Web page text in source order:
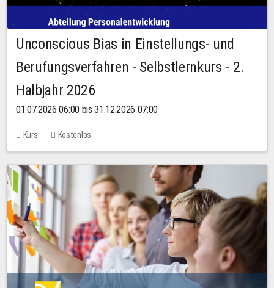
Unconscious Bias in Einstellungs- und
Berufungsverfahren - Selbstlernkurs - 2.
Halbjahr 2026
01.07.2026 06:00 bis 31.12.2026 07:00
Kurs Kostenlos